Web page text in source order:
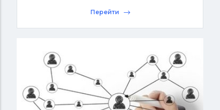
Перейти